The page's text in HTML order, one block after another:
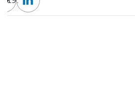
Twitter
Linkedin